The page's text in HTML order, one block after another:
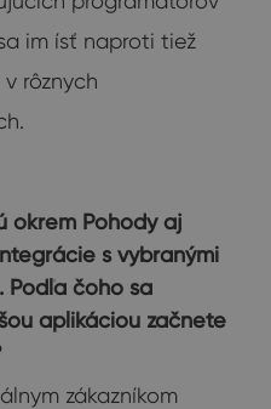
im ísť naproti tiež
rôznych
okrem Pohody aj
s vybranými
Podľa čoho sa
aplikáciou začnete
zákazníkom